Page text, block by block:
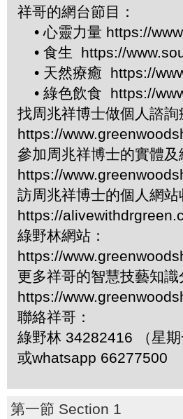
祥哥的網台節目：
• 心靈力量 https://
• 食生 https://
• 天然療癒 https://
• 綠色飲食 https://
找周兆祥博士做個人諮詢
https://
參加周兆祥博士的實體及
https://
訪周兆祥博士的個人網站
https://
綠野林網站：
https://
更多祥哥的智慧技藝知識
https://
聯絡祥哥：
綠野林 34282416 （星
或whatsapp 66277500
第一節 Section 1